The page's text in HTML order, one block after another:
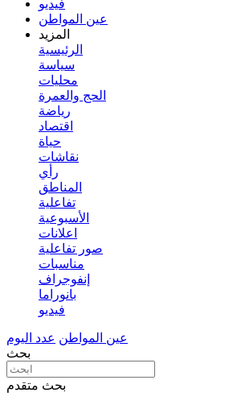
فيديو
عين المواطن
المزيد
الرئيسية
سياسة
محليات
الحج والعمرة
رياضة
اقتصاد
حياة
نقاشات
رأي
المناطق
تفاعلية
الأسبوعية
اعلانات
صور تفاعلية
مناسبات
إنفوجراف
بانوراما
فيديو
عين المواطن عدد اليوم
بحث
بحث متقدم